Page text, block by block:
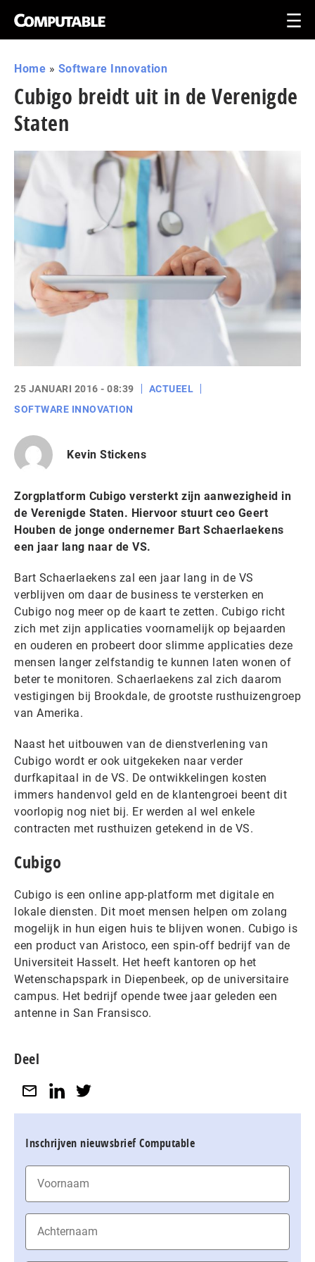
Home » Software Innovation
Cubigo breidt uit in de Verenigde
Staten
25 JANUARI 2016 - 08:39
ACTUEEL
SOFTWARE INNOVATION
Kevin Stickens
Zorgplatform Cubigo versterkt zijn aanwezigheid in
de Verenigde Staten. Hiervoor stuurt ceo Geert
Houben de jonge ondernemer Bart Schaerlaekens
een jaar lang naar de VS.
Bart Schaerlaekens zal een jaar lang in de VS
verblijven om daar de business te versterken en
Cubigo nog meer op de kaart te zetten. Cubigo richt
zich met zijn applicaties voornamelijk op bejaarden
en ouderen en probeert door slimme applicaties deze
mensen langer zelfstandig te kunnen laten wonen of
beter te monitoren. Schaerlaekens zal zich daarom
vestigingen bij Brookdale, de grootste rusthuizengroep
van Amerika.
Naast het uitbouwen van de dienstverlening van
Cubigo wordt er ook uitgekeken naar verder
durfkapitaal in de VS. De ontwikkelingen kosten
immers handenvol geld en de klantengroei beent dit
voorlopig nog niet bij. Er werden al wel enkele
contracten met rusthuizen getekend in de VS.
Cubigo
Cubigo is een online app-platform met digitale en
lokale diensten. Dit moet mensen helpen om zolang
mogelijk in hun eigen huis te blijven wonen. Cubigo is
een product van Aristoco, een spin-off bedrijf van de
Universiteit Hasselt. Het heeft kantoren op het
Wetenschapspark in Diepenbeek, op de universitaire
campus. Het bedrijf opende twee jaar geleden een
antenne in San Fransisco.
Deel
Inschrijven nieuwsbrief Computable